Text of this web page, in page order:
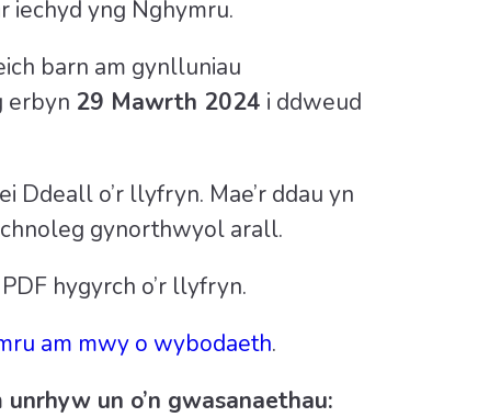
iechyd yng Nghymru.
barn am gynlluniau
erbyn 29 Mawrth 2024 i ddweud
Ddeall o’r llyfryn. Mae’r ddau yn
gynorthwyol arall.
hygyrch o’r llyfryn.
am mwy o wybodaeth.
un o’n gwasanaethau: